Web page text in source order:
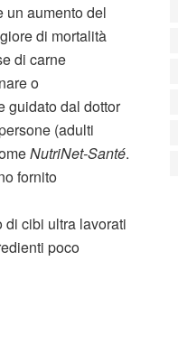
un aumento del
di mortalità
di carne
o
guidato dal dottor
(adulti
NutriNet-Santé.
fornito
cibi ultra lavorati
poco